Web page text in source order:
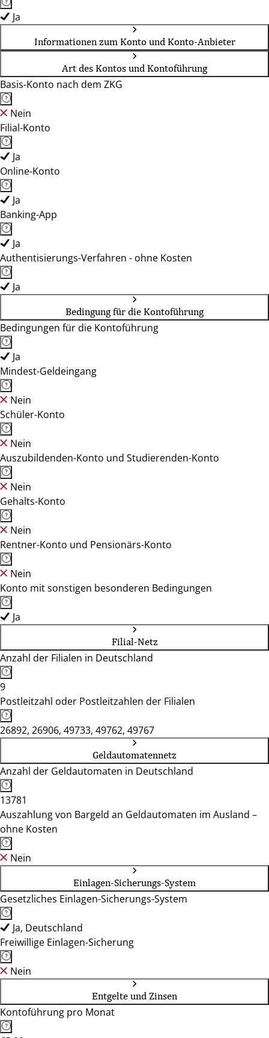
Ja
Informationen zum Konto und Konto-Anbieter
Art des Kontos und Kontoführung
Basis-Konto nach dem ZKG
Nein
Filial-Konto
Ja
Online-Konto
Ja
Banking-App
Ja
Authentisierungs-Verfahren - ohne Kosten
Ja
Bedingung für die Kontoführung
Bedingungen für die Kontoführung
Ja
Mindest-Geldeingang
Nein
Schüler-Konto
Nein
Auszubildenden-Konto und Studierenden-Konto
Nein
Gehalts-Konto
Nein
Rentner-Konto und Pensionärs-Konto
Nein
Konto mit sonstigen besonderen Bedingungen
Ja
Filial-Netz
Anzahl der Filialen in Deutschland
9
Postleitzahl oder Postleitzahlen der Filialen
26892, 26906, 49733, 49762, 49767
Geldautomatennetz
Anzahl der Geldautomaten in Deutschland
13781
Auszahlung von Bargeld an Geldautomaten im Ausland –
ohne Kosten
Nein
Einlagen-Sicherungs-System
Gesetzliches Einlagen-Sicherungs-System
Ja, Deutschland
Freiwillige Einlagen-Sicherung
Nein
Entgelte und Zinsen
Kontoführung pro Monat